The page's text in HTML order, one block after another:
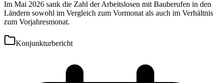
Im Mai 2026 sank die Zahl der Arbeitslosen mit Bauberufen in den
Ländern sowohl im Vergleich zum Vormonat als auch im Verhältnis
zum Vorjahresmonat.
Konjunkturbericht